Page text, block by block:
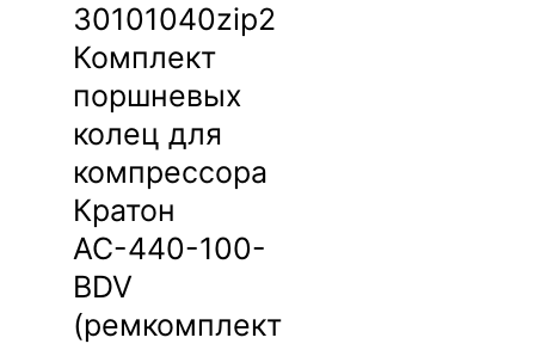
30101040zip2
Комплект
поршневых
колец для
компрессора
Кратон
АС-440-100-
BDV
(ремкомплект